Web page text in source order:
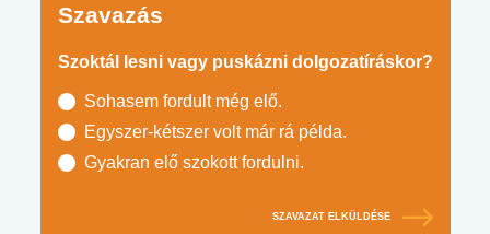
Szavazás
Szoktál lesni vagy puskázni dolgozatíráskor?
Sohasem fordult még elő.
Egyszer-kétszer volt már rá példa.
Gyakran elő szokott fordulni.
SZAVAZAT ELKÜLDÉSE